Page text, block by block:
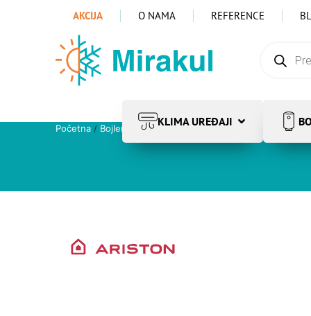
AKCIJA O NAMA REFERENCE
KLIMA UREĐAJI
Početna / Bojleri Električni bojleri/Pribor, regulacija i